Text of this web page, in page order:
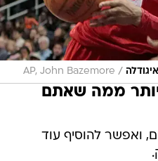
/
AP, John Bazemore
יותר ממה שאתם
ואפשר להוסיף עוד